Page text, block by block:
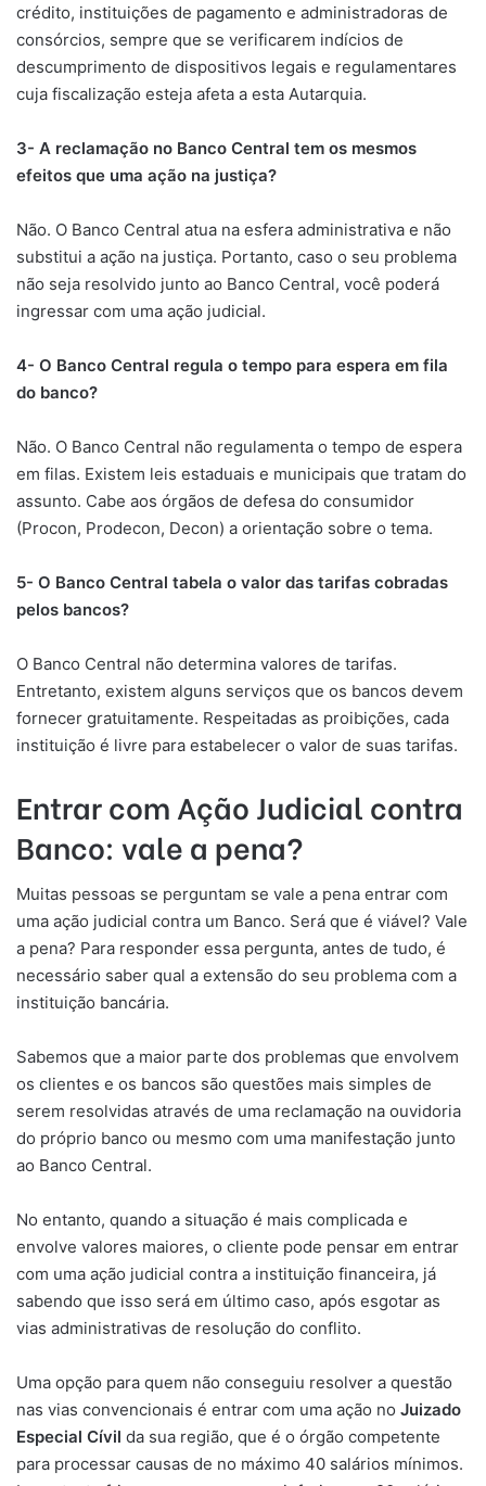
crédito, instituições de pagamento e administradoras de
consórcios, sempre que se verificarem indícios de
descumprimento de dispositivos legais e regulamentares
cuja fiscalização esteja afeta a esta Autarquia.
3- A reclamação no Banco Central tem os mesmos
efeitos que uma ação na justiça?
​Não. O Banco Central atua na esfera administrativa e não
substitui a ação na justiça. Portanto, caso o seu problema
não seja resolvido junto ao Banco Central, você poderá
ingressar com uma ação judicial.
4- O Banco Central regula o tempo para espera em fila
do banco?
​Não. O Banco Central não regulamenta o tempo de espera
em filas. Existem leis estaduais e municipais que tratam do
assunto. Cabe aos órgãos de defesa do consumidor
(Procon, Prodecon, Decon) a orientação sobre o tema.
5- O Banco Central tabela o valor das tarifas cobradas
pelos bancos?
O Banco Central não determina valores de tarifas.
Entretanto, existem alguns serviços que os bancos devem
fornecer gratuitamente. Respeitadas as proibições, cada
instituição é livre para estabelecer o valor de suas tarifas.
Entrar com Ação Judicial contra
Banco: vale a pena?
Muitas pessoas se perguntam se vale a pena entrar com
uma ação judicial contra um Banco. Será que é viável? Vale
a pena? Para responder essa pergunta, antes de tudo, é
necessário saber qual a extensão do seu problema com a
instituição bancária.
Sabemos que a maior parte dos problemas que envolvem
os clientes e os bancos são questões mais simples de
serem resolvidas através de uma reclamação na ouvidoria
do próprio banco ou mesmo com uma manifestação junto
ao Banco Central.
No entanto, quando a situação é mais complicada e
envolve valores maiores, o cliente pode pensar em entrar
com uma ação judicial contra a instituição financeira, já
sabendo que isso será em último caso, após esgotar as
vias administrativas de resolução do conflito.
Uma opção para quem não conseguiu resolver a questão
nas vias convencionais é entrar com uma ação no Juizado
Especial Cívil da sua região, que é o órgão competente
para processar causas de no máximo 40 salários mínimos.